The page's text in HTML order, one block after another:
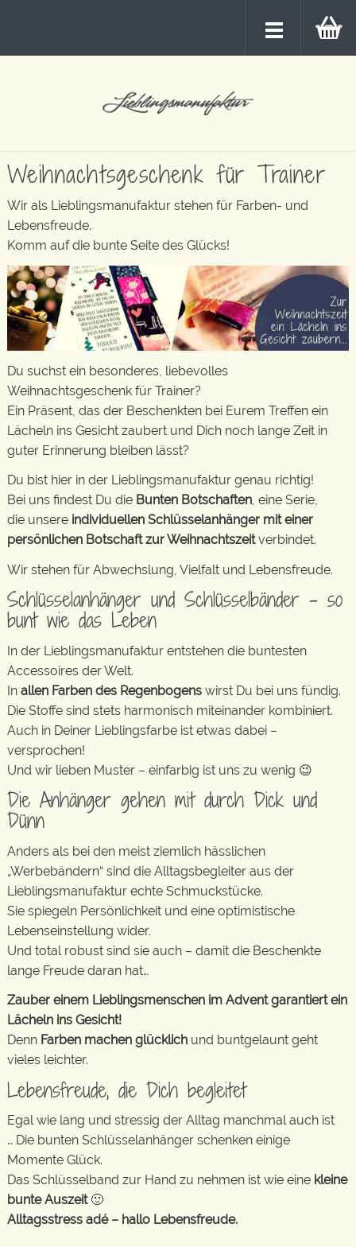
Weihnachtsgeschenk für Trainer
Wir als Lieblingsmanufaktur stehen für Farben- und
Lebensfreude.
Komm auf die bunte Seite des Glücks!
Du suchst ein besonderes, liebevolles
Weihnachtsgeschenk für Trainer?
Ein Präsent, das der Beschenkten bei Eurem Treffen ein
Lächeln ins Gesicht zaubert und Dich noch lange Zeit in
guter Erinnerung bleiben lässt?
Du bist hier in der Lieblingsmanufaktur genau richtig!
Bei uns findest Du die Bunten Botschaften, eine Serie,
die unsere individuellen Schlüsselanhänger mit einer
persönlichen Botschaft zur Weihnachtszeitverbindet.
Wir stehen für Abwechslung, Vielfalt und Lebensfreude.
Schlüsselanhänger und Schlüsselbänder – so
bunt wie das Leben
In der Lieblingsmanufaktur entstehen die buntesten
Accessoires der Welt.
In allen Farben des Regenbogens wirst Du bei uns fündig.
Die Stoffe sind stets harmonisch miteinander kombiniert.
Auch in Deiner Lieblingsfarbe ist etwas dabei –
versprochen!
Und wir lieben Muster – einfarbig ist uns zu wenig 😉
Die Anhänger gehen mit durch Dick und
Dünn
Anders als bei den meist ziemlich hässlichen
„Werbebändern“ sind die Alltagsbegleiter aus der
Lieblingsmanufaktur echte Schmuckstücke.
Sie spiegeln Persönlichkeit und eine optimistische
Lebenseinstellung wider.
Und total robust sind sie auch – damit die Beschenkte
lange Freude daran hat…
Zauber einem Lieblingsmenschen im Advent garantiert ein
Lächeln ins Gesicht!
Denn Farben machen glücklich und buntgelaunt geht
vieles leichter.
Lebensfreude, die Dich begleitet
Egal wie lang und stressig der Alltag manchmal auch ist
… Die bunten Schlüsselanhänger schenken einige
Momente Glück.
Das Schlüsselband zur Hand zu nehmen ist wie eine kleine
bunte Auszeit🙂
Alltagsstress adé – hallo Lebensfreude.